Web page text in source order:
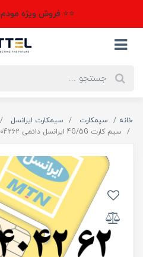
⭐⭐ فروش ویژه
خانه سیمکارت سیمکارت ایرانسل
سیم کارت 4G/5G ایرانسل دائمی 09022404262